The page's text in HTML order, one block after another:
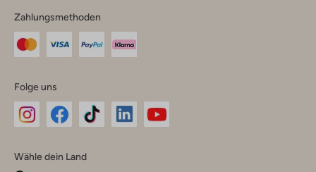
Zahlungsmethoden
Folge uns
Instagram
Facebook
TikTok
Wähle dein Land